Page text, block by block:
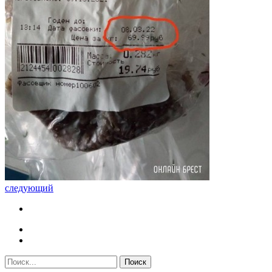
следующий